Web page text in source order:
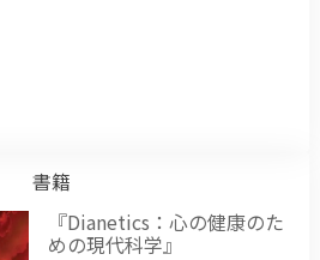
書籍
『Dianetics：心の健康のた
めの現代科学』